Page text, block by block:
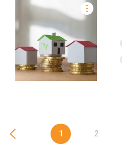
1 2